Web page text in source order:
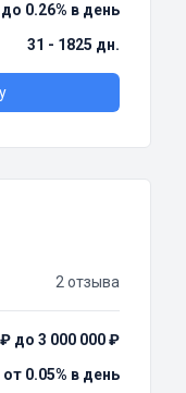
0.26% в день
31 - 1825 дн.
2 отзыва
до 3 000 000 ₽
от 0.05% в день